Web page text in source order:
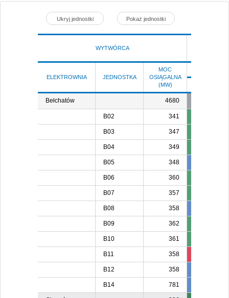
Ukryj jednostki Pokaż jednostki
WYTWÓRCA
ELEKTROWNIA JEDNOSTKA
MOC
OSIĄGALNA
(MW)
Bełchatów 4680
B02 341
B03 347
B04 349
B05 348
B06 360
B07 357
B08 358
B09 362
B10 361
B11 358
B12 358
B14 781